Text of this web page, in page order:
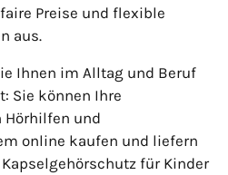
Preise und flexible
aus.
Ihnen im Alltag und Beruf
Sie können Ihre
Hörhilfen und
online kaufen und liefern
für Kinder